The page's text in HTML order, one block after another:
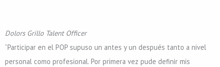
Dolors Grillo Talent Officer
“Participar en el POP supuso un antes y un después tanto a nivel
personal como profesional. Por primera vez pude definir mis